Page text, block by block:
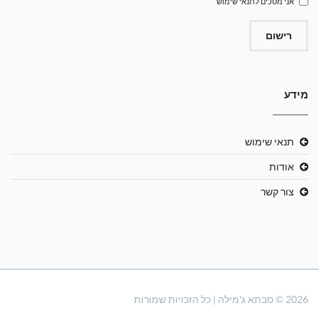
רישום
מידע
תנאי שימוש
אודות
צור קשר
2026 © סבתא ג'מילה | כל הזכויות שמורות